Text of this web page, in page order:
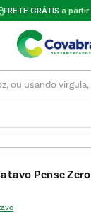
FRETE GRÁTIS a partir
Pense